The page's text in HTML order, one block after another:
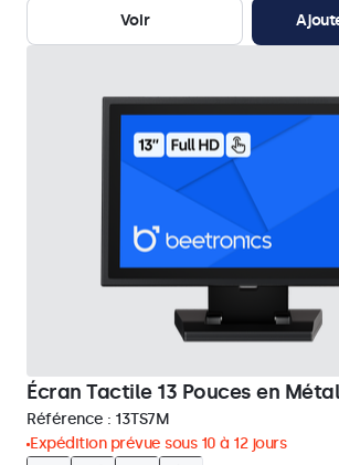
Voir
Écran Tactile 13 Pouces en Métal
Référence : 13TS7M
Expédition prévue sous 10 à 12 jours